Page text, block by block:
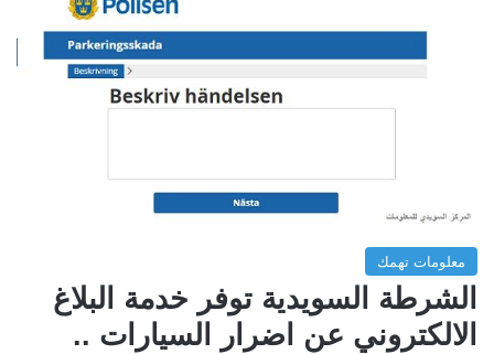
معلومات تهمك
الشرطة السويدية توفر خدمة البلاغ
الالكتروني عن اضرار السيارات ..